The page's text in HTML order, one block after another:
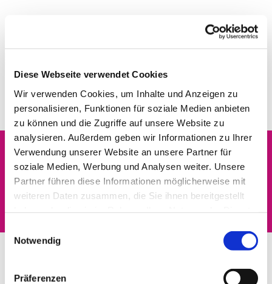
Diese Webseite verwendet Cookies
Wir verwenden Cookies, um Inhalte und Anzeigen zu
personalisieren, Funktionen für soziale Medien anbieten
zu können und die Zugriffe auf unsere Website zu
analysieren. Außerdem geben wir Informationen zu Ihrer
Verwendung unserer Website an unsere Partner für
soziale Medien, Werbung und Analysen weiter. Unsere
Partner führen diese Informationen möglicherweise mit
weiteren Daten zusammen, die Sie ihnen bereitgestellt
Notwendig
Präferenzen
Dies könnte Sie auch
interessieren